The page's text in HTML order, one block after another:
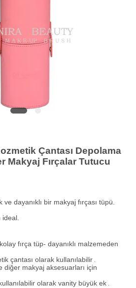
Çantası Depolama
Makyaj Fırçalar Tutucu
ve dayanıklı bir makyaj fırçası tüpü.
ideal.
fırça tüp- dayanıklı malzemeden
çantası olarak kullanılabilir.
diğer makyaj aksesuarları için
olarak vanity büyük ek.